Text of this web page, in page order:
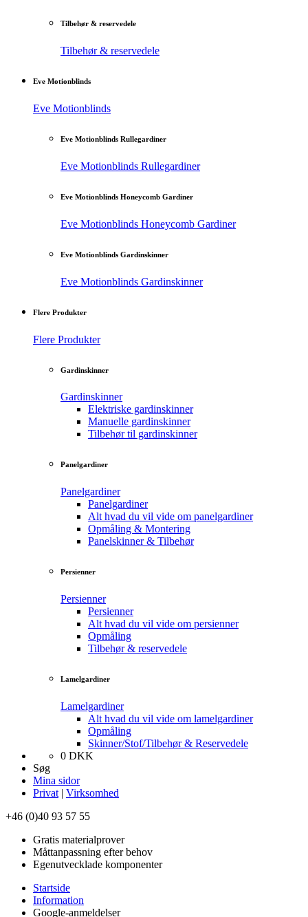
Tilbehør & reservedele
Tilbehør & reservedele
Eve Motionblinds
Eve Motionblinds
Eve Motionblinds Rullegardiner
Eve Motionblinds Rullegardiner
Eve Motionblinds Honeycomb Gardiner
Eve Motionblinds Honeycomb Gardiner
Eve Motionblinds Gardinskinner
Eve Motionblinds Gardinskinner
Flere Produkter
Flere Produkter
Gardinskinner
Gardinskinner
Elektriske gardinskinner
Manuelle gardinskinner
Tilbehør til gardinskinner
Panelgardiner
Panelgardiner
Panelgardiner
Alt hvad du vil vide om panelgardiner
Opmåling & Montering
Panelskinner & Tilbehør
Persienner
Persienner
Persienner
Alt hvad du vil vide om persienner
Opmåling
Tilbehør & reservedele
Lamelgardiner
Lamelgardiner
Alt hvad du vil vide om lamelgardiner
Opmåling
Skinner/Stof/Tilbehør & Reservedele
0 DKK
Søg
Mina sidor
Privat | Virksomhed
+46 (0)40 93 57 55
Gratis materialprover
Måttanpassning efter behov
Egenutvecklade komponenter
Startside
Information
Google-anmeldelser